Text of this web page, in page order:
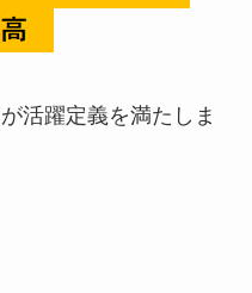
が活躍定義を満たしま